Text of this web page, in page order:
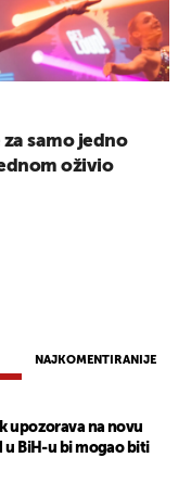
NAJKOMENTIRANIJE
upozorava na novu
u BiH-u bi mogao biti
samo jedno
oživio